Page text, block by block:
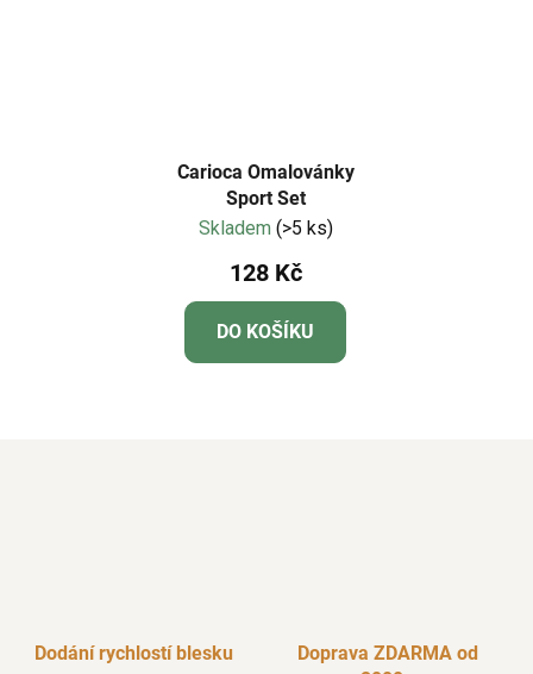
Carioca Omalovánky
Sport Set
Skladem (>5 ks)
128 Kč
DO KOŠÍKU
Dodání rychlostí blesku
Doprava ZDARMA od